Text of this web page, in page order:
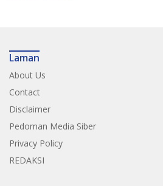
Laman
About Us
Contact
Disclaimer
Pedoman Media Siber
Privacy Policy
REDAKSI